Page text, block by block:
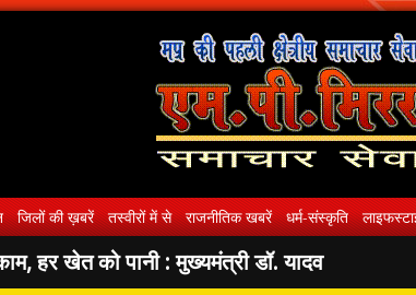
जिलों की ख़बरें तस्वीरों में से राजनीतिक खबरें धर्म-संस्कृति
हर खेत को पानी : मुख्यमंत्री डॉ. यादव